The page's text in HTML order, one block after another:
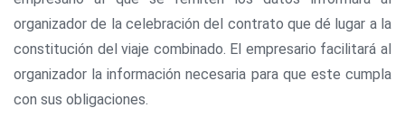
organizador de la celebración del contrato que dé lugar a la
constitución del viaje combinado. El empresario facilitará al
organizador la información necesaria para que este cumpla
con sus obligaciones.